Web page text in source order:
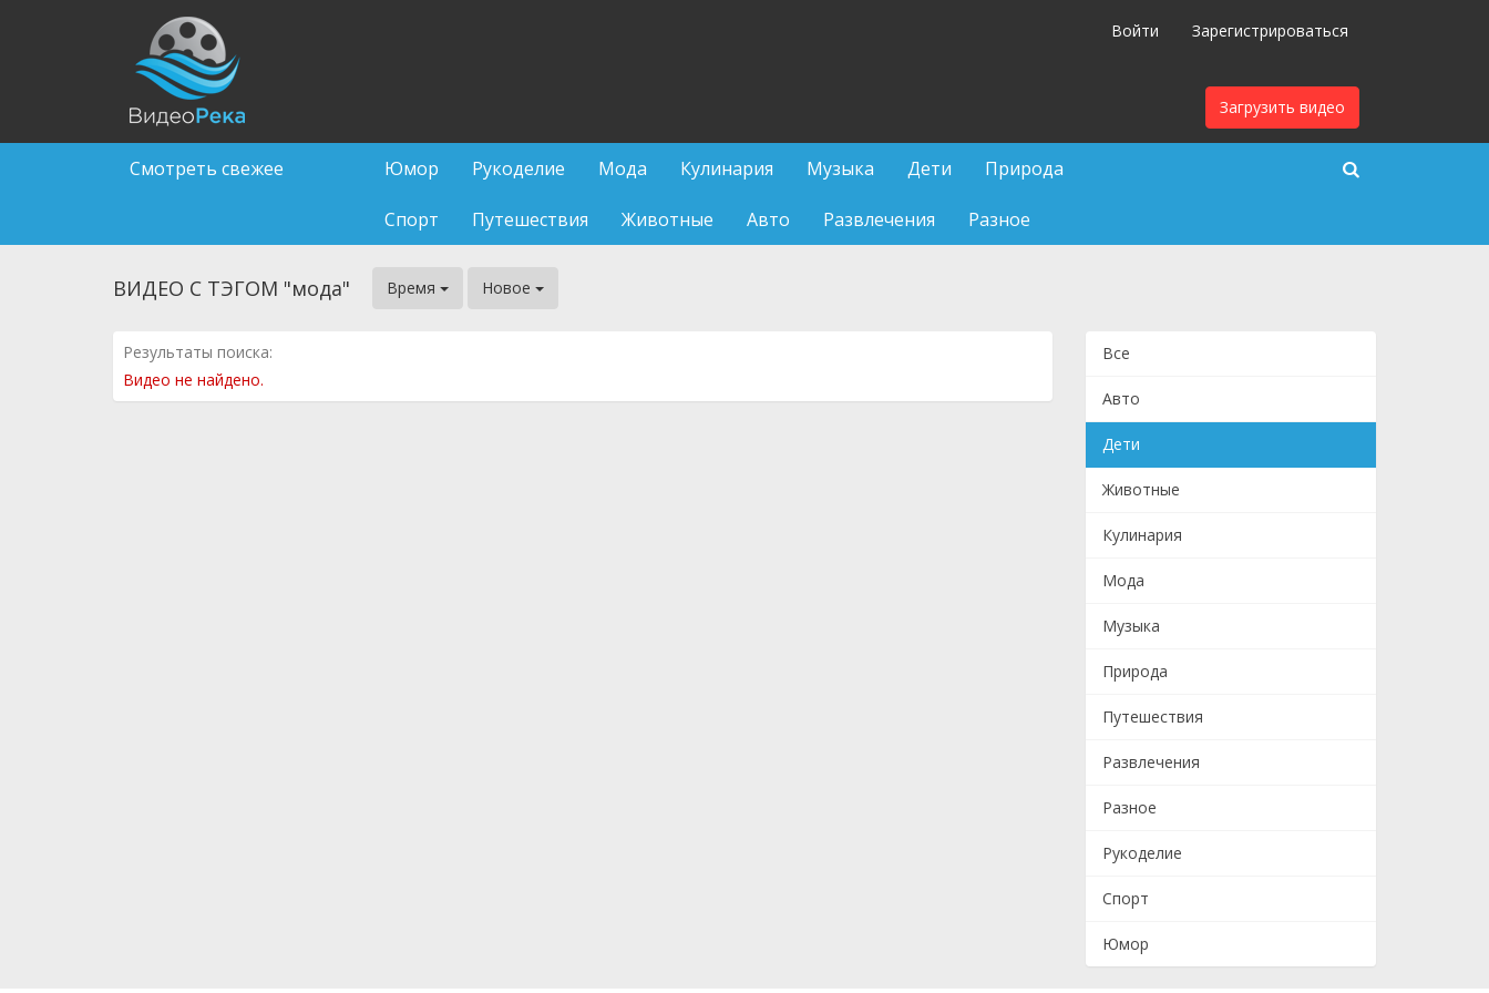
Войти Зарегистрироваться
Загрузить видео
Смотреть свежее Юмор Рукоделие Мода Кулинария Музыка Дети Природа
Спорт Путешествия Животные Авто Развлечения Разное
ВИДЕО С ТЭГОМ "мода" Время Новое
Результаты поиска:
Видео не найдено.
Все
Авто
Дети
Животные
Кулинария
Мода
Музыка
Природа
Путешествия
Развлечения
Разное
Рукоделие
Спорт
Юмор